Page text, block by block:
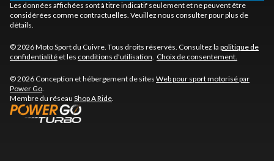
Les données affichées sont à titre indicatif seulement et ne peuvent être
considérées comme contractuelles. Veuillez nous consulter pour plus de
détails.
© 2026 Moto Sport du Cuivre. Tous droits réservés. Consultez la politique de
confidentialité et les conditions d'utilisation. Choix de consentement.
© 2026 Conception et hébergement de sites Web pour sport motorisé par
Power Go.
Membre du réseau Shop A Ride.